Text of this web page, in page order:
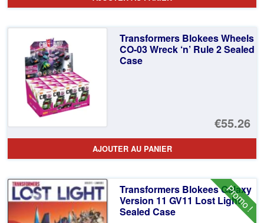
Transformers Blokees Wheels
CO-03 Wreck ‘n’ Rule 2 Sealed
Case
€55.26
AJOUTER AU PANIER
Promo !
Transformers Blokees Galaxy
Version 11 GV11 Lost Light
Sealed Case